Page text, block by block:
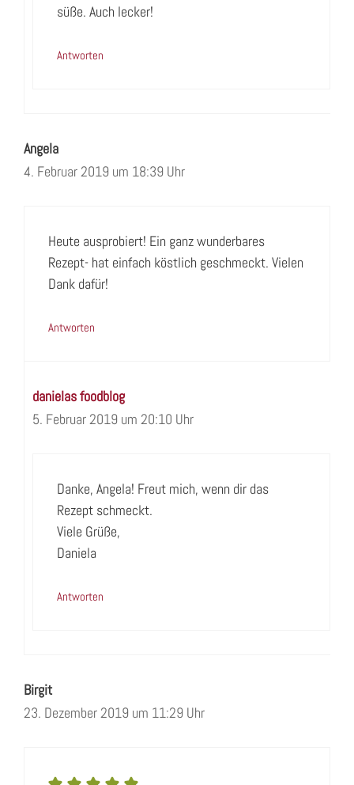
süße. Auch lecker!
Antworten
Angela
4. Februar 2019 um 18:39 Uhr
Heute ausprobiert! Ein ganz wunderbares
Rezept- hat einfach köstlich geschmeckt. Vielen
Dank dafür!
Antworten
danielas foodblog
5. Februar 2019 um 20:10 Uhr
Danke, Angela! Freut mich, wenn dir das
Rezept schmeckt.
Viele Grüße,
Daniela
Antworten
Birgit
23. Dezember 2019 um 11:29 Uhr